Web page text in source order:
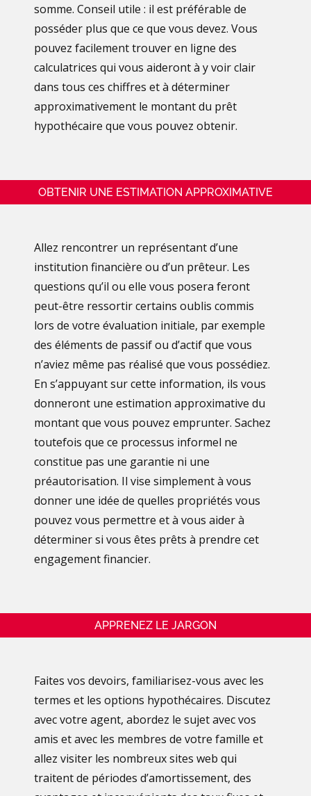
somme. Conseil utile : il est préférable de
posséder plus que ce que vous devez. Vous
pouvez facilement trouver en ligne des
calculatrices qui vous aideront à y voir clair
dans tous ces chiffres et à déterminer
approximativement le montant du prêt
hypothécaire que vous pouvez obtenir.
OBTENIR UNE ESTIMATION APPROXIMATIVE
Allez rencontrer un représentant d’une
institution financière ou d’un prêteur. Les
questions qu’il ou elle vous posera feront
peut-être ressortir certains oublis commis
lors de votre évaluation initiale, par exemple
des éléments de passif ou d’actif que vous
n’aviez même pas réalisé que vous possédiez.
En s’appuyant sur cette information, ils vous
donneront une estimation approximative du
montant que vous pouvez emprunter. Sachez
toutefois que ce processus informel ne
constitue pas une garantie ni une
préautorisation. Il vise simplement à vous
donner une idée de quelles propriétés vous
pouvez vous permettre et à vous aider à
déterminer si vous êtes prêts à prendre cet
engagement financier.
APPRENEZ LE JARGON
Faites vos devoirs, familiarisez-vous avec les
termes et les options hypothécaires. Discutez
avec votre agent, abordez le sujet avec vos
amis et avec les membres de votre famille et
allez visiter les nombreux sites web qui
traitent de périodes d’amortissement, des